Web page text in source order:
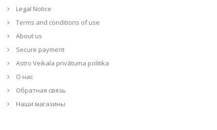
Legal Notice
Terms and conditions of use
About us
Secure payment
Astro Veikala privātuma politika
О нас
Обратная связь
Наши магазины